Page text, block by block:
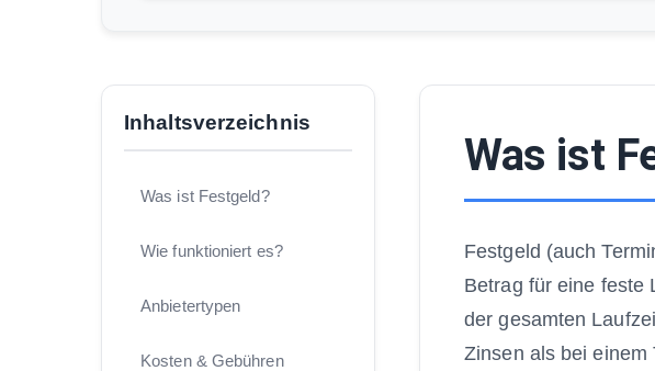
Inhaltsverzeichnis
Was ist Festgeld?
Wie funktioniert es?
Anbietertypen
Kosten & Gebühren
Was ist
Festgeld (auch
Betrag für eine feste
der gesamten
Zinsen als bei einem